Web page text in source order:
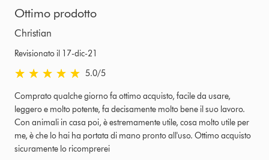
Ottimo prodotto
Christian
Revisionato il 17-dic-21
5.0 stelle su 5 da Revisionato il 17-dic-21 Ratings
5.0/5
Comprato qualche giorno fa ottimo acquisto, facile da usare,
leggero e molto potente, fa decisamente molto bene il suo lavoro.
Con animali in casa poi, è estremamente utile, cosa molto utile per
me, è che lo hai ha portata di mano pronto all'uso. Ottimo acquisto
sicuramente lo ricomprerei